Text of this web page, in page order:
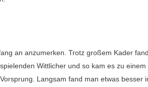
an anzumerken. Trotz großem Kader
Wittlicher und so kam es zu
Vorsprung. Langsam fand man etwas besser